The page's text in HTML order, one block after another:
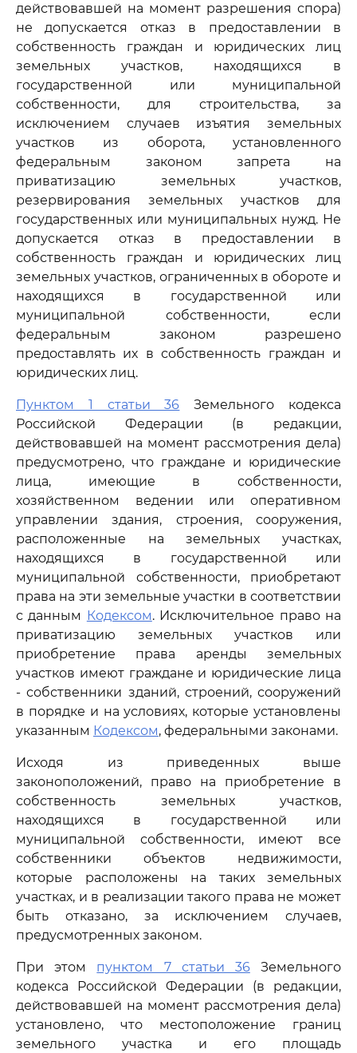
действовавшей на момент разрешения спора)
не допускается отказ в предоставлении в
собственность граждан и юридических лиц
земельных участков, находящихся в
государственной или муниципальной
собственности, для строительства, за
исключением случаев изъятия земельных
участков из оборота, установленного
федеральным законом запрета на
приватизацию земельных участков,
резервирования земельных участков для
государственных или муниципальных нужд. Не
допускается отказ в предоставлении в
собственность граждан и юридических лиц
земельных участков, ограниченных в обороте и
находящихся в государственной или
муниципальной собственности, если
федеральным законом разрешено
предоставлять их в собственность граждан и
юридических лиц.
Пунктом 1 статьи 36 Земельного кодекса
Российской Федерации (в редакции,
действовавшей на момент рассмотрения дела)
предусмотрено, что граждане и юридические
лица, имеющие в собственности,
хозяйственном ведении или оперативном
управлении здания, строения, сооружения,
расположенные на земельных участках,
находящихся в государственной или
муниципальной собственности, приобретают
права на эти земельные участки в соответствии
с данным Кодексом. Исключительное право на
приватизацию земельных участков или
приобретение права аренды земельных
участков имеют граждане и юридические лица
- собственники зданий, строений, сооружений
в порядке и на условиях, которые установлены
указанным Кодексом, федеральными законами.
Исходя из приведенных выше
законоположений, право на приобретение в
собственность земельных участков,
находящихся в государственной или
муниципальной собственности, имеют все
собственники объектов недвижимости,
которые расположены на таких земельных
участках, и в реализации такого права не может
быть отказано, за исключением случаев,
предусмотренных законом.
При этом пунктом 7 статьи 36Земельного
кодекса Российской Федерации (в редакции,
действовавшей на момент рассмотрения дела)
установлено, что местоположение границ
земельного участка и его площадь